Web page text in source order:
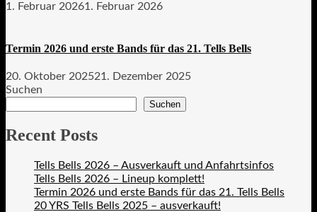
1. Februar 20261. Februar 2026
Termin 2026 und erste Bands für das 21. Tells Bells
20. Oktober 202521. Dezember 2025
Suchen
Suchen
Recent Posts
Tells Bells 2026 – Ausverkauft und Anfahrtsinfos
Tells Bells 2026 – Lineup komplett!
Termin 2026 und erste Bands für das 21. Tells Bells
20 YRS Tells Bells 2025 – ausverkauft!